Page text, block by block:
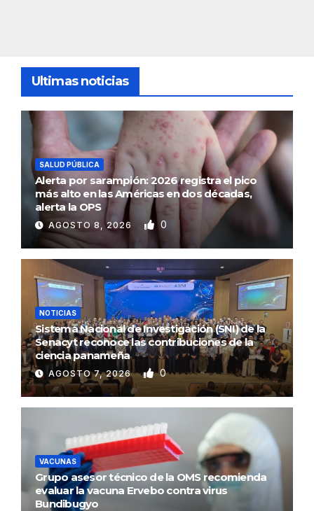
Ultimas noticias
SALUD PÚBLICA
Alerta por sarampión: 2026 registra el pico
más alto en las Américas en dos décadas,
alerta la OPS
AGOSTO 8, 2026 0
NOTICIAS
Sistema Nacional de Investigación (SNI) de la
Senacyt reconoce las contribuciones de la
ciencia panameña
AGOSTO 7, 2026 0
VACUNAS
Grupo asesor técnico de la OMS recomienda
evaluar la vacuna Ervebo contra virus
Bundibugyo